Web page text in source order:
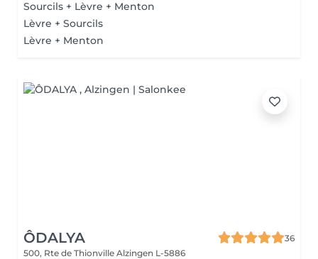
Sourcils + Lèvre + Menton
Lèvre + Sourcils
Lèvre + Menton
ÔDALYA
36
500, Rte de Thionville Alzingen L-5886